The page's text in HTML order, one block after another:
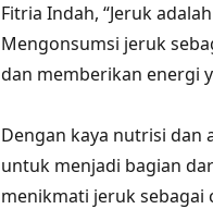
Fitria Indah, “Jeruk
Mengonsumsi jeruk
dan memberikan energi
Dengan kaya nutrisi dan
untuk menjadi bagian
menikmati jeruk sebagai